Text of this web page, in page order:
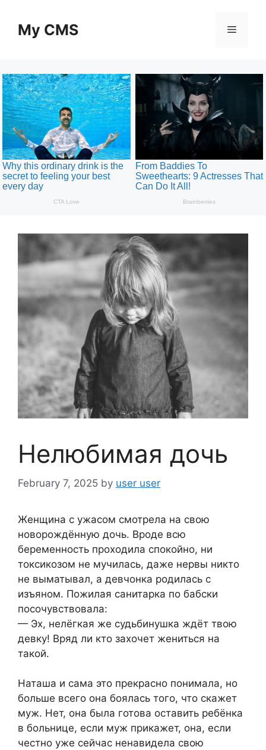
contentMy CMS Menu
Нелюбимая дочь
February 7, 2025 by user user
Женщина с ужасом смотрела на свою
новорождённую дочь. Вроде всю
беременность проходила спокойно, ни
токсикозом не мучилась, даже нервы никто
не выматывал, а девчонка родилась с
изъяном. Пожилая санитарка по бабски
посочувствовала:
— Эх, нелёгкая же судьбинушка ждёт твою
девку! Вряд ли кто захочет жениться на
такой.
Наташа и сама это прекрасно понимала, но
больше всего она боялась того, что скажет
муж. Нет, она была готова оставить ребёнка
в больнице, если муж прикажет, она, если
честно уже сейчас ненавидела свою